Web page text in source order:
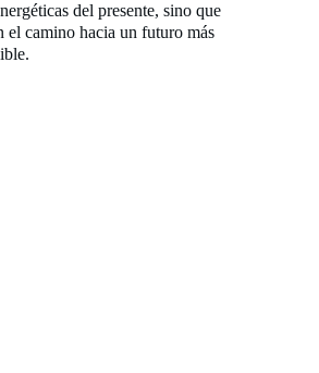
del presente, sino que
el camino hacia un futuro más